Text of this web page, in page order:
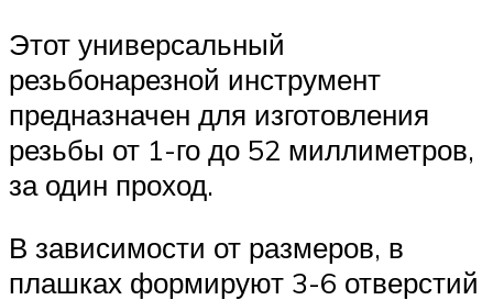
Этот универсальный
резьбонарезной инструмент
предназначен для изготовления
резьбы от 1-го до 52 миллиметров,
за один проход.
В зависимости от размеров, в
плашках формируют 3-6 отверстий